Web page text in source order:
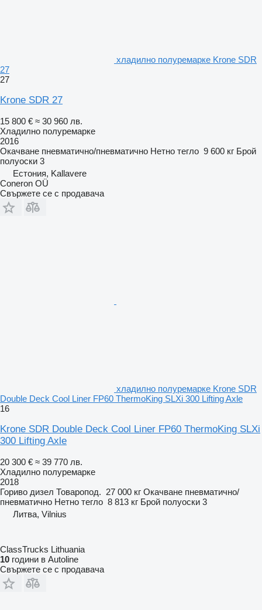
хладилно полуремарке Krone SDR
27
27
Krone SDR 27
15 800 € ≈ 30 960 лв.
Хладилно полуремарке
2016
Окачване пневматично/пневматично Нетно тегло 9 600 кг Брой
полуоски 3
Естония, Kallavere
Coneron OÜ
Свържете се с продавача
хладилно полуремарке Krone SDR
Double Deck Cool Liner FP60 ThermoKing SLXi 300 Lifting Axle
16
Krone SDR Double Deck Cool Liner FP60 ThermoKing SLXi
300 Lifting Axle
20 300 € ≈ 39 770 лв.
Хладилно полуремарке
2018
Гориво дизел Товаропод. 27 000 кг Окачване пневматично/
пневматично Нетно тегло 8 813 кг Брой полуоски 3
Литва, Vilnius
ClassTrucks Lithuania
10 години в Autoline
Свържете се с продавача